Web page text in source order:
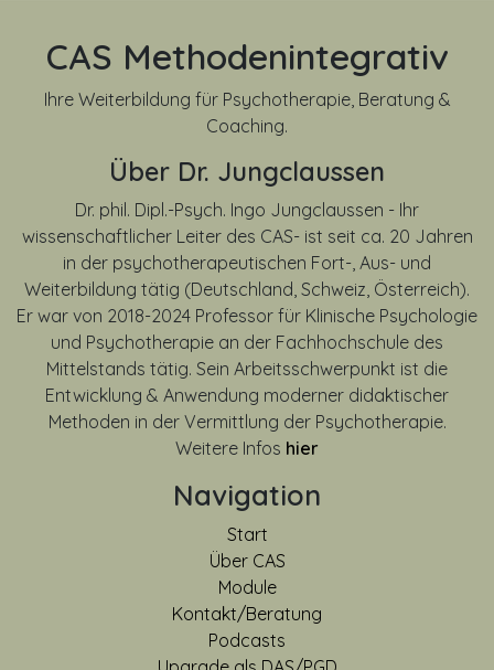
CAS Methodenintegrativ
Ihre Weiterbildung für Psychotherapie, Beratung &
Coaching.
Über Dr. Jungclaussen
Dr. phil. Dipl.-Psych. Ingo Jungclaussen - Ihr
wissenschaftlicher Leiter des CAS- ist seit ca. 20 Jahren
in der psychotherapeutischen Fort-, Aus- und
Weiterbildung tätig (Deutschland, Schweiz, Österreich).
Er war von 2018-2024 Professor für Klinische Psychologie
und Psychotherapie an der Fachhochschule des
Mittelstands tätig. Sein Arbeitsschwerpunkt ist die
Entwicklung & Anwendung moderner didaktischer
Methoden in der Vermittlung der Psychotherapie.
Weitere Infos hier
Navigation
Start
Über CAS
Module
Kontakt/Beratung
Podcasts